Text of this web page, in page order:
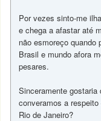
Por vezes sinto-me
e chega a afastar até
não esmoreço quando
Brasil e mundo afora
pesares.
Sinceramente
converamos a
Rio de Janeiro?